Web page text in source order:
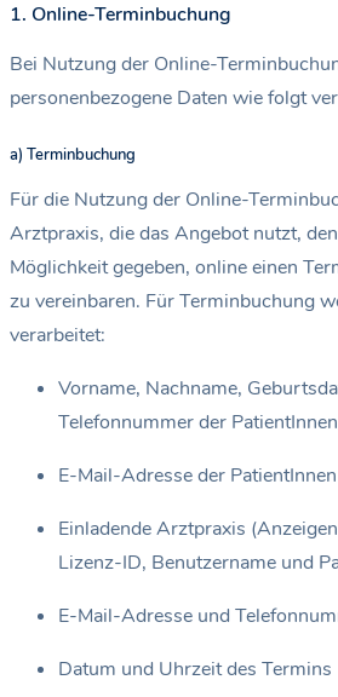
1. Online-Terminbuchung
Bei Nutzung der Online-
personenbezogene Daten wie folgt
a) Terminbuchung
Für die Nutzung der Online-
Arztpraxis, die das Angebot nutzt,
Möglichkeit gegeben, online einen
zu vereinbaren. Für Terminbuchung
verarbeitet:
Vorname, Nachname,
Telefonnummer der PatientInnen
E-Mail-Adresse der PatientInnen
Einladende Arztpraxis
Lizenz-ID, Benutzername und
E-Mail-Adresse und
Datum und Uhrzeit des Termins